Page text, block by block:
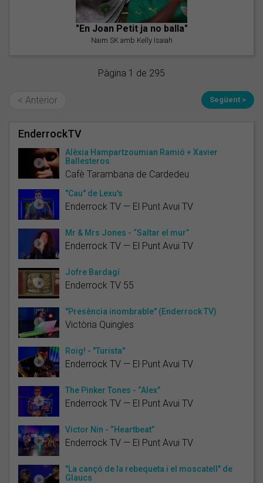
"En Joan Petit ja no balla"
Naim SK amb Kelly Isaiah
Pàgina 1 de 295
< Anterior Següent >
EnderrockTV
Alèxia Hampartzoumian Ramió + Xavier
Ballesteros
Cafè Tarambana de Cardedeu
"Cau" de Lexu's
Enderrock TV — El Punt Avui TV
Mr & Mrs Jones - “Saltar el mur”
Enderrock TV — El Punt Avui TV
Jofre Bardagí
Enderrock TV 55
"Presència inombrable" (Enderrock TV)
Victòria Quingles
Roig! - "Turista"
Enderrock TV — El Punt Avui TV
The Pinker Tones - “Alex”
Enderrock TV — El Punt Avui TV
Victor Nin - “Heartbeat”
Enderrock TV — El Punt Avui TV
"La cançó de la rebequeta i el moscatell" de
Glaucs